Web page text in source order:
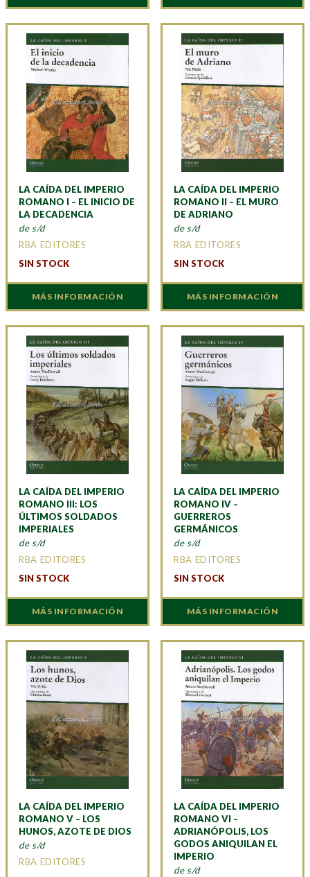
LA CAÍDA DEL IMPERIO
ROMANO I – EL INICIO DE
LA DECADENCIA
de s/d
RBA EDITORES
SIN STOCK
MÁS INFORMACIÓN
LA CAÍDA DEL IMPERIO
ROMANO II – EL MURO
DE ADRIANO
de s/d
RBA EDITORES
SIN STOCK
MÁS INFORMACIÓN
LA CAÍDA DEL IMPERIO
ROMANO III: LOS
ÚLTIMOS SOLDADOS
IMPERIALES
de s/d
RBA EDITORES
SIN STOCK
MÁS INFORMACIÓN
LA CAÍDA DEL IMPERIO
ROMANO IV –
GUERREROS
GERMÁNICOS
de s/d
RBA EDITORES
SIN STOCK
MÁS INFORMACIÓN
LA CAÍDA DEL IMPERIO
ROMANO V – LOS
HUNOS, AZOTE DE DIOS
de s/d
RBA EDITORES
LA CAÍDA DEL IMPERIO
ROMANO VI –
ADRIANÓPOLIS, LOS
GODOS ANIQUILAN EL
IMPERIO
de s/d